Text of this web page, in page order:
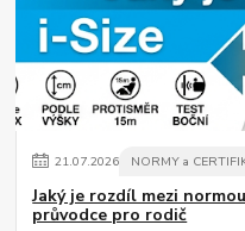
21.07.2026 NORMY a
Jaký je rozdíl mezi
průvodce pro rodič